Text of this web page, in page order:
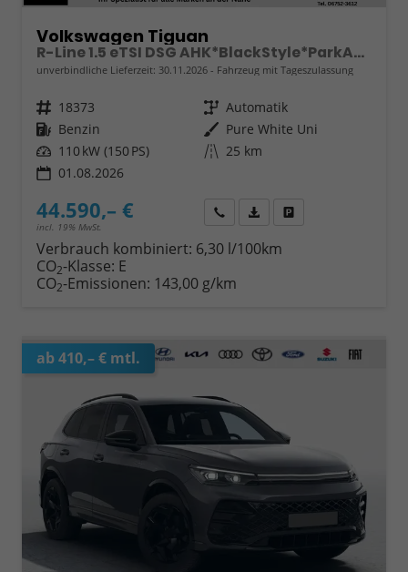
Volkswagen Tiguan
R-Line 1.5 eTSI DSG AHK*BlackStyle*ParkAsstPro*360° Kamera*Android Auto*Navi*SHZ*Matrix*HUD
unverbindliche Lieferzeit: 30.11.2026 Fahrzeug mit Tageszulassung
Fahrzeugnr. 18373 Getriebe Automatik
Kraftstoff Benzin Außenfarbe Pure White Uni
Leistung 110 kW (150 PS) Kilometerstand 25 km
01.08.2026
44.590,– €
incl. 19% MwSt.
Wir rufen Sie anFahrzeugexposé (PDF)
Verbrauch kombiniert: 6,30 l/100km
CO2-Klasse: E
CO2-Emissionen: 143,00 g/km
ab 410,– € mtl.